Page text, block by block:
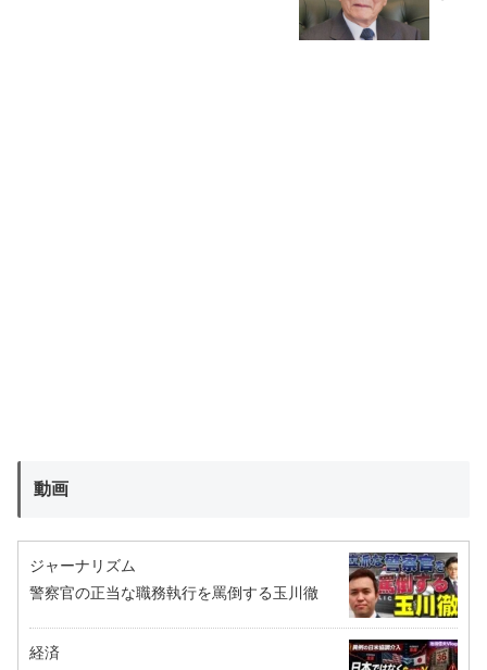
動画
ジャーナリズム
警察官の正当な職務執行を罵倒する玉川徹
経済